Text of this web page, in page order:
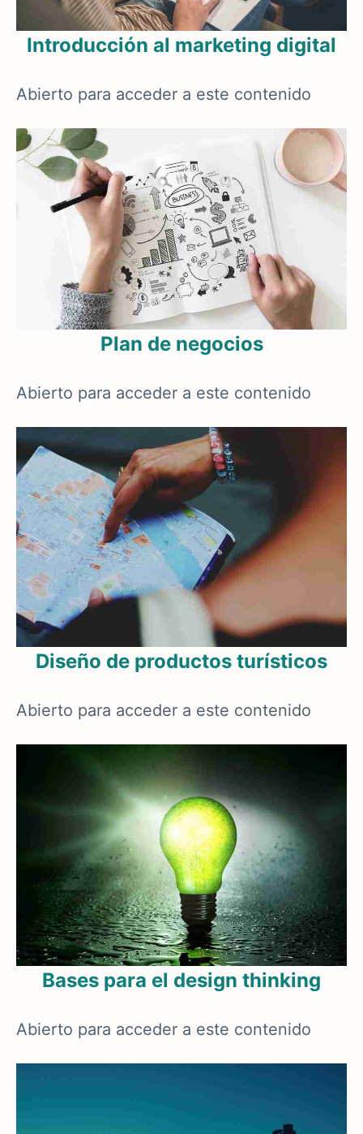
Introducción al marketing digital
Abierto para acceder a este contenido
Plan de negocios
Abierto para acceder a este contenido
Diseño de productos turísticos
Abierto para acceder a este contenido
Bases para el design thinking
Abierto para acceder a este contenido